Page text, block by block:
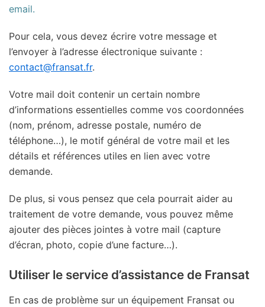
email.
Pour cela, vous devez écrire votre message et
l’envoyer à l’adresse électronique suivante :
contact@fransat.fr.
Votre mail doit contenir un certain nombre
d’informations essentielles comme vos coordonnées
(nom, prénom, adresse postale, numéro de
téléphone…), le motif général de votre mail et les
détails et références utiles en lien avec votre
demande.
De plus, si vous pensez que cela pourrait aider au
traitement de votre demande, vous pouvez même
ajouter des pièces jointes à votre mail (capture
d’écran, photo, copie d’une facture…).
Utiliser le service d’assistance de Fransat
En cas de problème sur un équipement Fransat ou